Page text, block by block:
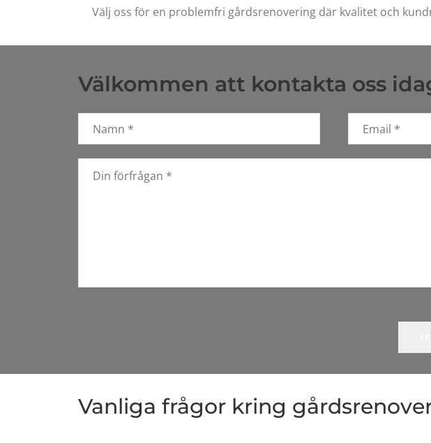
Välj oss för en problemfri gårdsrenovering där kvalitet och
Välkommen att kontakta oss
Vanliga frågor kring